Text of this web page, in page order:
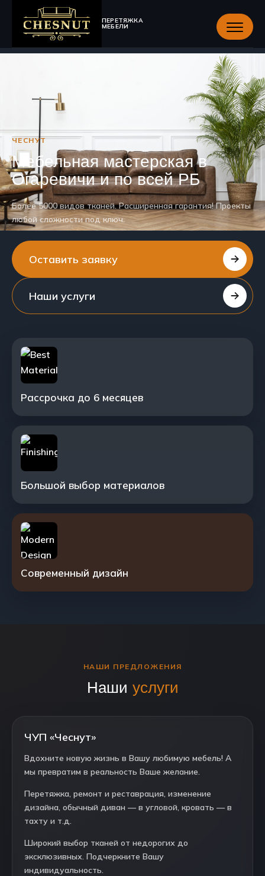
ПЕРЕТЯЖКА
МЕБЕЛИ
ЧЕСНУТ
Мебельная мастерская в
Огаревичи и по всей РБ
Более 5000 видов тканей. Расширенная гарантия! Проекты
любой сложности под ключ.
Оставить заявку
Наши услуги
Рассрочка до 6 месяцев
Большой выбор материалов
Современный дизайн
НАШИ ПРЕДЛОЖЕНИЯ
Наши услуги
ЧУП «Чеснут»
Вдохните новую жизнь в Вашу любимую мебель! А
мы превратим в реальность Ваше желание.
Перетяжка, ремонт и реставрация, изменение
дизайна, обычный диван — в угловой, кровать — в
тахту и т.д.
Широкий выбор тканей от недорогих до
эксклюзивных. Подчеркните Вашу
индивидуальность.